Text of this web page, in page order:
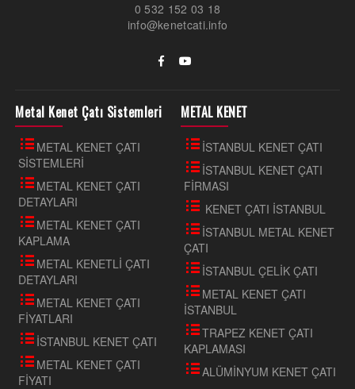
0 532 152 03 18
info@kenetcati.info
Metal Kenet Çatı Sistemleri
METAL KENET ÇATI
SİSTEMLERİ
METAL KENET ÇATI
DETAYLARI
METAL KENET ÇATI
KAPLAMA
METAL KENETLİ ÇATI
DETAYLARI
METAL KENET ÇATI
FİYATLARI
İSTANBUL KENET ÇATI
METAL KENET ÇATI
FİYATI
METAL KENET
İSTANBUL KENET ÇATI
İSTANBUL KENET ÇATI
FİRMASI
KENET ÇATI İSTANBUL
İSTANBUL METAL KENET
ÇATI
İSTANBUL ÇELİK ÇATI
METAL KENET ÇATI
İSTANBUL
TRAPEZ KENET ÇATI
KAPLAMASI
ALÜMİNYUM KENET ÇATI